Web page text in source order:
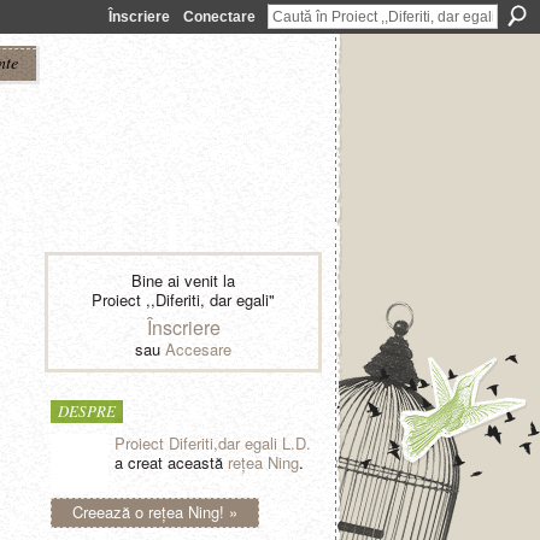
Înscriere Conectare
Bine ai venit la
Proiect ,,Diferiti, dar egali"
Înscriere
sau Accesare
DESPRE
Proiect Diferiti,dar egali L.D.
a creat această reţea Ning.
Creează o reţea Ning! »